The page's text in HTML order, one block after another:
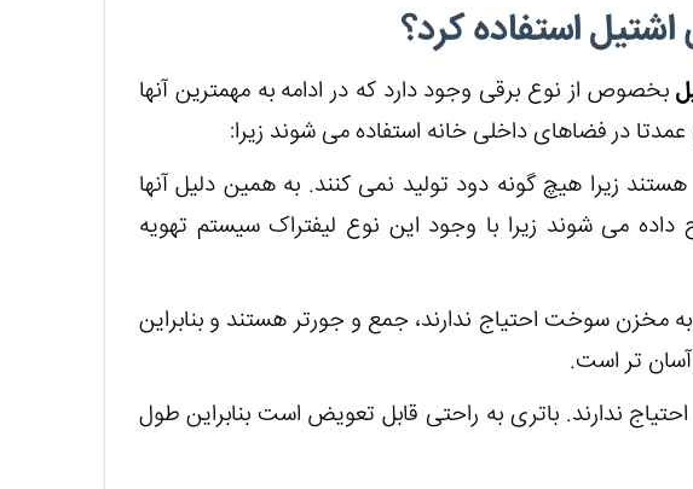
اشتیل استفاده کرد؟
بخصوص از نوع برقی وجود دارد که در ادامه به مهمترین آنها
در فضاهای داخلی خانه استفاده می شوند زیرا:
زیرا هیچ گونه دود تولید نمی کنند. به همین دلیل آنها
می شوند زیرا با وجود این نوع لیفتراک سیستم تهویه
به مخزن سوخت احتیاج ندارند، جمع و جورتر هستند و بنابراین
آسان تر است.
ندارند. باتری به راحتی قابل تعویض است بنابراین طول